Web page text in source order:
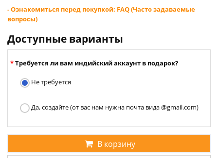
- Ознакомиться перед покупкой: FAQ (Часто задаваемые
вопросы)
Доступные варианты
Требуется ли вам индийский аккаунт в подарок?
Не требуется
Да, создайте (от вас нам нужна почта вида @gmail.com)
В корзину